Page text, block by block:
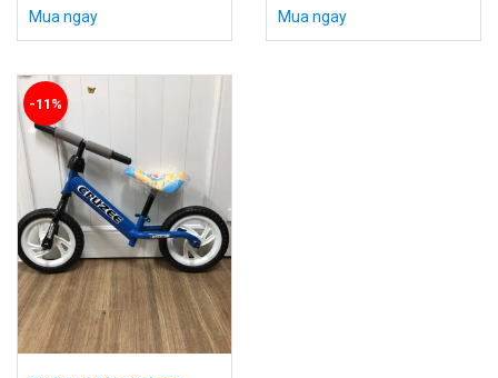
tuổi: 2-5 tuổi Xuất xứ: Việt Nam
Màu sắc: Xanh, vàng, đỏ, cam
Mua ngay
tuổi Giới tính: bé trai, bé gái
Xuất xứ: Trung Quốc
Mua ngay
-11%